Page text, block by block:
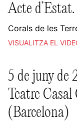
Acte
Corals de les
VISUALITZA EL
5 de juny de
Teatre
(Barcelona)